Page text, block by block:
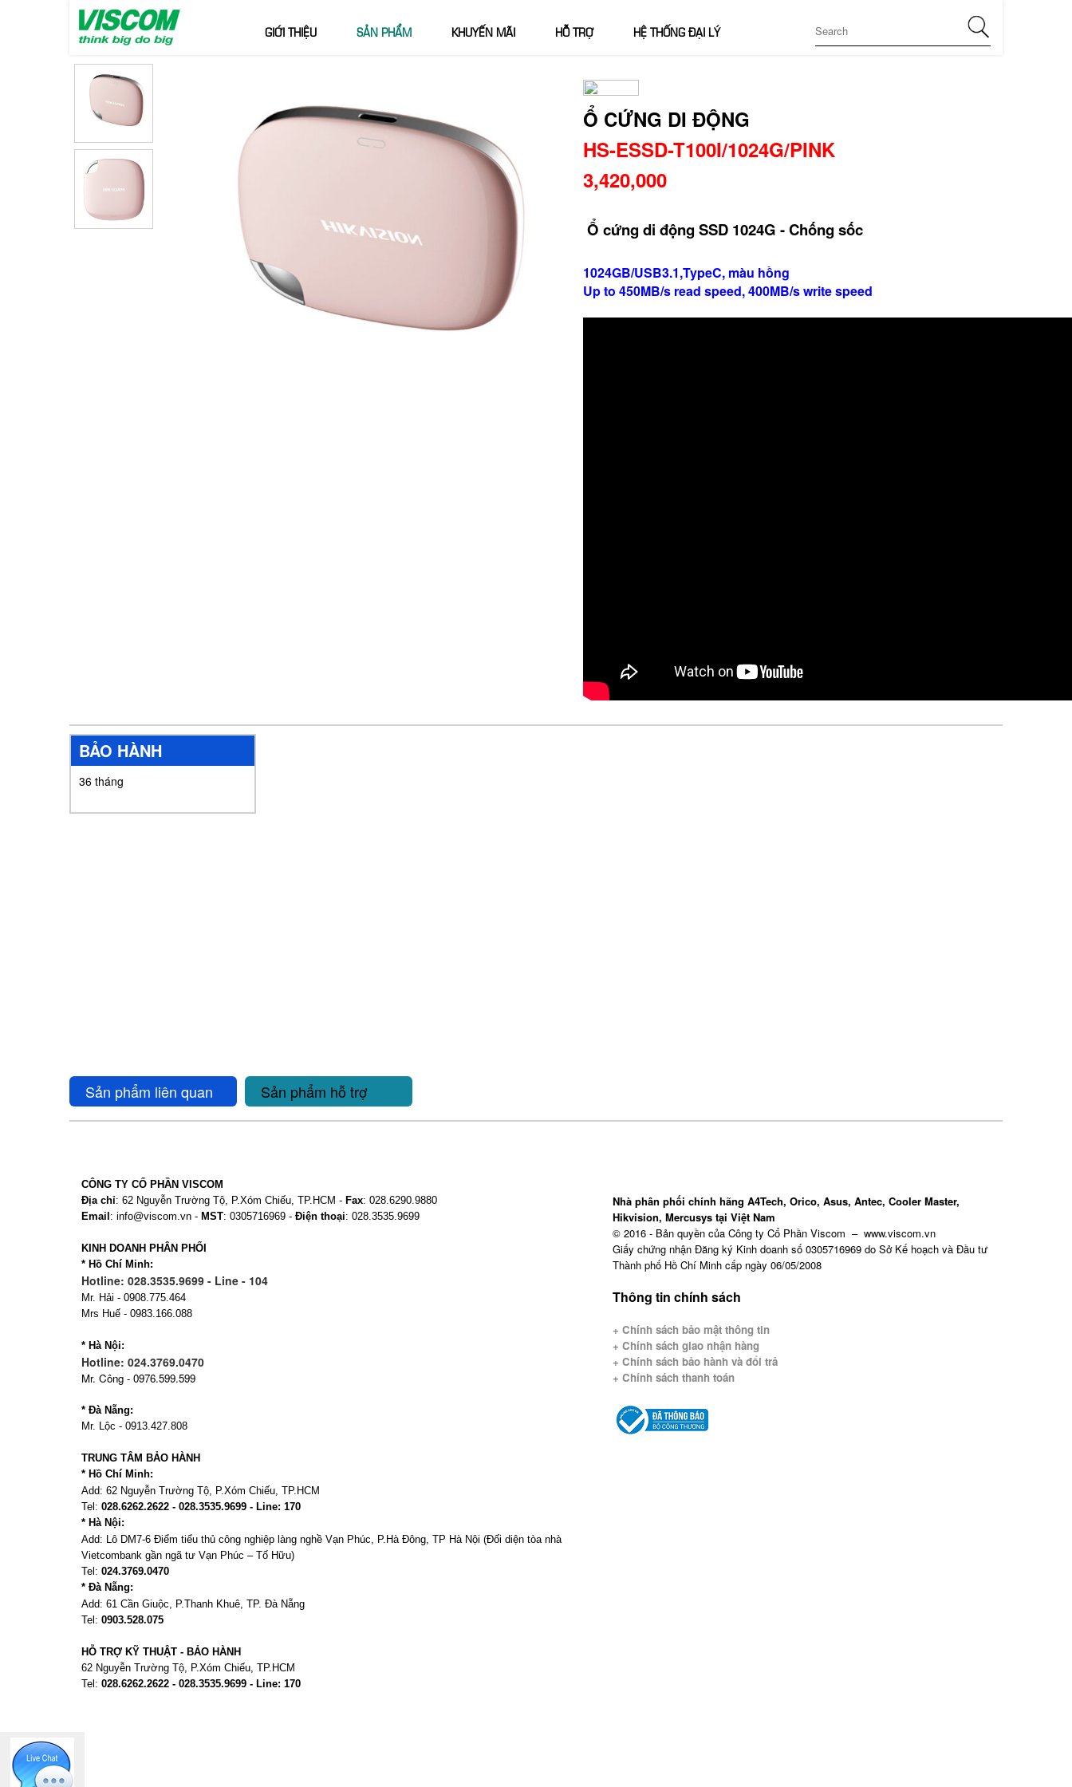
GIỚI THIỆU SẢN PHẨM KHUYẾN MÃI HỖ TRỢ HỆ THỐNG ĐẠI LÝ
Ổ CỨNG DI ĐỘNG
HS-ESSD-T100I/1024G/PINK
3,420,000
Ổ cứng di động SSD 1024G - Chống sốc
1024GB/USB3.1,TypeC, màu hồng
Up to 450MB/s read speed, 400MB/s write speed
BẢO HÀNH
36 tháng
Sản phẩm liên quan Sản phẩm hỗ trợ
CÔNG TY CỔ PHẦN VISCOM
Địa chỉ: 62 Nguyễn Trường Tộ, P.Xóm Chiếu, TP.HCM - Fax: 028.6290.9880
Email: info@viscom.vn - MST: 0305716969 - Điện thoại: 028.3535.9699
KINH DOANH PHÂN PHỐI
* Hồ Chí Minh:
Hotline: 028.3535.9699 - Line - 104
Mr. Hải - 0908.775.464
Mrs Huế - 0983.166.088
* Hà Nội:
Hotline: 024.3769.0470
Mr. Công - 0976.599.599
* Đà Nẵng:
Mr. Lộc - 0913.427.808
TRUNG TÂM BẢO HÀNH
* Hồ Chí Minh:
Add: 62 Nguyễn Trường Tộ, P.Xóm Chiếu , TP.HCM
Tel: 028.6262.2622 - 028.3535.9699 - Line: 170
* Hà Nội:
Add: Lô DM7-6 Điểm tiểu thủ công nghiệp làng nghề Vạn Phúc, P.Hà Đông, TP Hà Nội (Đối diện tòa nhà
Vietcombank gần ngã tư Vạn Phúc – Tố Hữu)
Tel: 024.3769.0470
* Đà Nẵng:
Add: 61 Cần Giuộc, P. Thanh Khuê, TP. Đà Nẵng
Tel: 0903.528.075
HỖ TRỢ KỸ THUẬT - BẢO HÀNH
62 Nguyễn Trường Tộ, P.Xóm Chiếu , TP.HCM
Tel: 028.6262.2622 - 028.3535.9699 - Line: 170
Nhà phân phối chính hãng A4Tech, Orico, Asus, Antec, Cooler Master,
Hikvision, Mercusys tại Việt Nam
© 2016 - Bản quyền của Công ty Cổ Phần Viscom – www.viscom.vn
Giấy chứng nhận Đăng ký Kinh doanh số 0305716969 do Sở Kế hoạch và Đầu tư
Thành phố Hồ Chí Minh cấp ngày 06/05/2008
Thông tin chính sách
+ Chính sách bảo mật thông tin
+ Chính sách giao nhận hàng
+ Chính sách bảo hành và đổi trả
+ Chính sách thanh toán